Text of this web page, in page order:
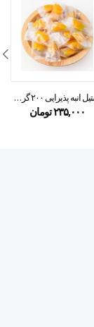
پاستیل انبه پذیرایی ۲۰۰ گرمی
۲۳۵,۰۰۰تومان